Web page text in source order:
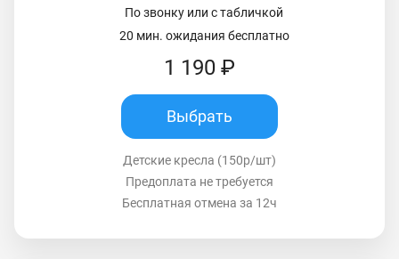
По звонку или с табличкой
20 мин. ожидания бесплатно
1 190 ₽
Выбрать
Детские кресла (150р/шт)
Предоплата не требуется
Бесплатная отмена за 12ч